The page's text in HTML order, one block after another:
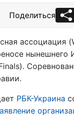
Поделиться
ассоциация
нынешнего
РБК-Украина